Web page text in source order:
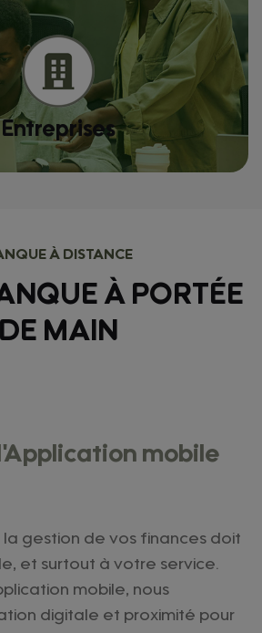
Entreprises
À DISTANCE
À PORTÉE
DE MAIN
mobile
la gestion de vos finances doit
et surtout à votre service.
mobile, nous
digitale et proximité pour